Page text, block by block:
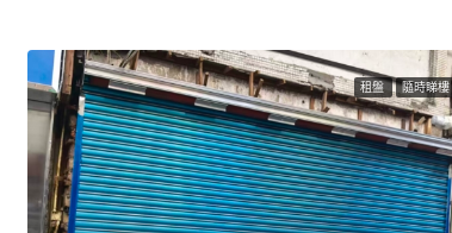
租盤 隨時睇樓